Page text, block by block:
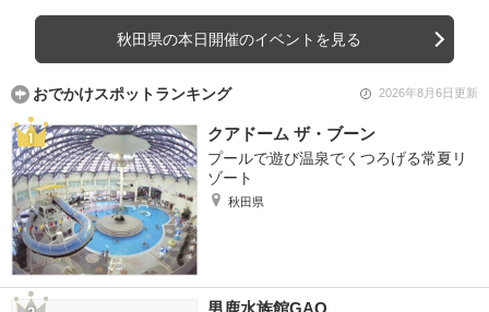
秋田県の本日開催のイベントを見る
おでかけスポットランキング 2026年8月6日更新
クアドーム ザ・ブーン
プールで遊び温泉でくつろげる常夏リ
ゾート
秋田県
男鹿水族館GAO